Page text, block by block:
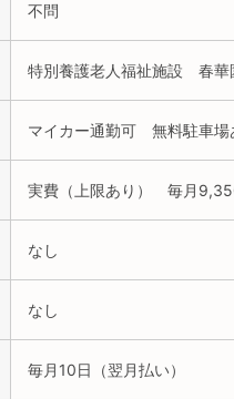
不問
特別養護老人福祉施設 春
マイカー通勤可 無料駐車場
実費（上限あり） 毎月
なし
なし
毎月10日（翌月払い）